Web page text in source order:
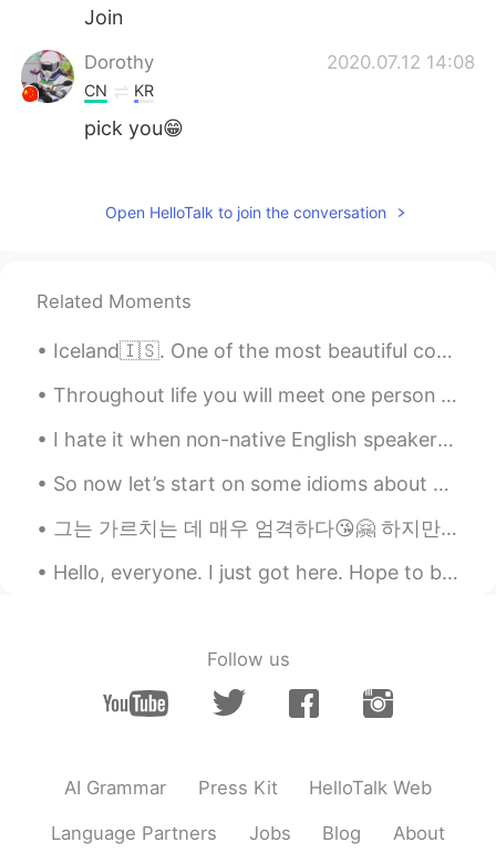
Join
Dorothy 2020.07.12 14:08
CN KR
pick you😁
CN EN
I’m coming ！
Chen BW 2020.07.10 16:50
actually that’s
Tiktok in the US!
Austin Smith 司明轩 2020.07.10 14:34
EN
其实你可以去哔哩哔哩上面看看，那儿也有
CN TH
Open HelloTalk to join the conversation
Related Moments
Iceland🇮🇸. One of the most beautiful countries, and a good place to learn new geography words: Gl...
Throughout life you will meet one person who is unlike any other. You could talk to this person f...
I hate it when non-native English speakers on this app correct other people’s English posts and t...
So now let’s start on some idioms about emotion. Our first one is * “leaves me cold”, which me...
그는 가르치는 데 매우 엄격하다😘🤗 하지만 나는 그와 함께 즐긴다🤭😉🙈❤️💜 아주 잘 가르치다 📘🖊️ 그는 나에게 많은 숙제를 주었다ㅋㅋㅋㅋ😄😂 자기 고마워🥰😘 ❤️💜
Hello, everyone. I just got here. Hope to be friends with you . I like China. I like Chinese sna...
Follow us
AI Grammar Press Kit HelloTalk Web
Language Partners Jobs Blog About